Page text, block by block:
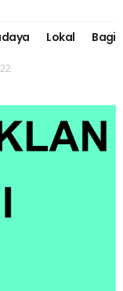
Lokal Bagi